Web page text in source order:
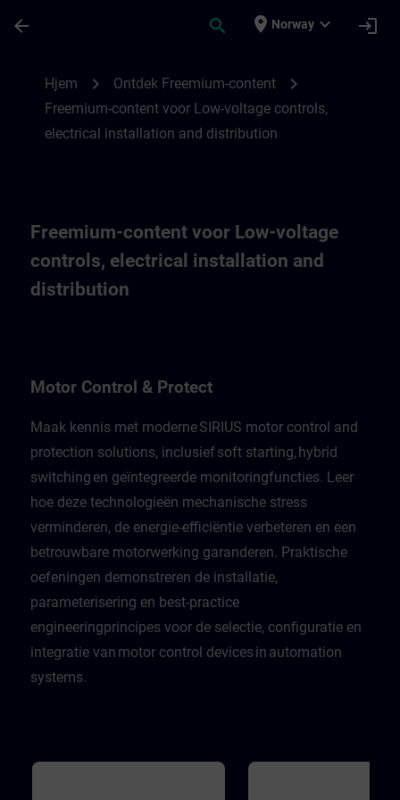
arrow_back search place Norway expand_more login
Hjem chevron_right Ontdek Freemium-content chevron_right
Freemium-content voor Low-voltage controls,
electrical installation and distribution
Freemium-content voor Low-voltage
controls, electrical installation and
distribution
Motor Control & Protect
Maak kennis met moderne SIRIUS motor control and
protection solutions, inclusief soft starting, hybrid
switching en geïntegreerde monitoringfuncties. Leer
hoe deze technologieën mechanische stress
verminderen, de energie-efficiëntie verbeteren en een
betrouwbare motorwerking garanderen. Praktische
oefeningen demonstreren de installatie,
parameterisering en best-practice
engineeringprincipes voor de selectie, configuratie en
integratie van motor control devices in automation
systems.